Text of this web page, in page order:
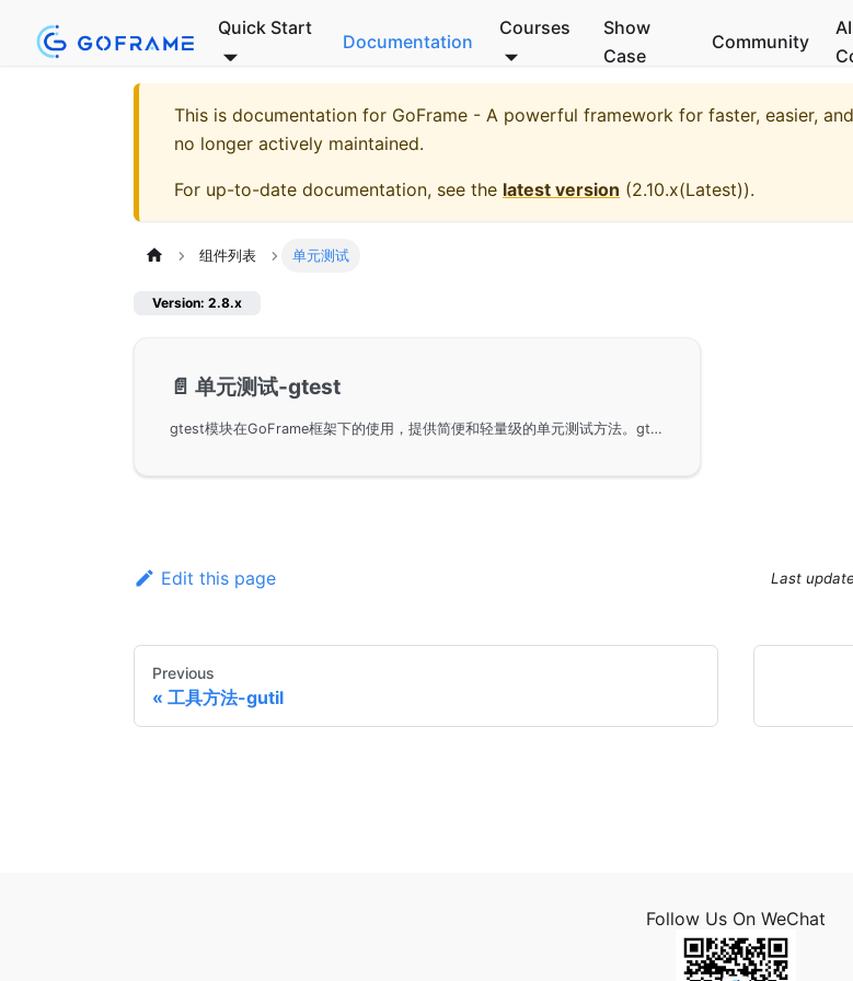
Quick Start
Documentation
Courses
Show
Case
Community
This is documentation for GoFrame - A powerful framework for faster, easier,
no longer actively maintained.
For up-to-date documentation, see the latest version (2.10.x(Latest)).
组件列表 单元测试
Version: 2.8.x
📄️ 单元测试-gtest
gtest模块在GoFrame框架下的使用，提供简便和轻量级的单元测试方法。gtest基于标准库testing进行功能扩展，增加了多个测试特性，如测试用例隔离和常用断言方法。适用于大部分的单元测试场景，并在需要更复杂测试时，可结合第三方测试框架如testify和goconvey使用。
Edit this page Last
Previous
工具方法-gutil
Follow Us On WeChat